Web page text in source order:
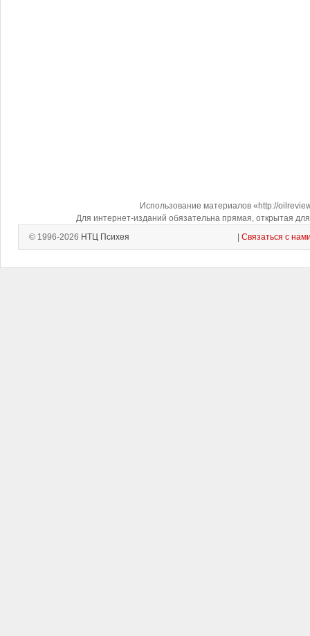
Использование материалов «http://
Для интернет-изданий обязательна прямая, открытая
© 1996-2026 НТЦ Психея Связаться с